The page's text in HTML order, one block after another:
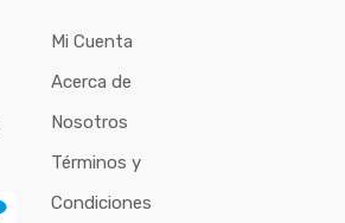
Mi Cuenta
Acerca de
Nosotros
Términos y
Condiciones